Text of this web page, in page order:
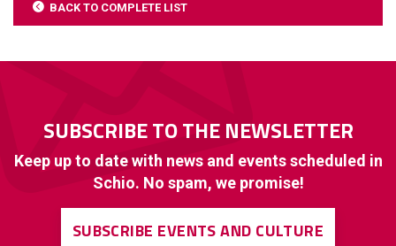
BACK TO COMPLETE LIST
SUBSCRIBE TO THE NEWSLETTER
Keep up to date with news and events scheduled in
Schio. No spam, we promise!
SUBSCRIBE EVENTS AND CULTURE